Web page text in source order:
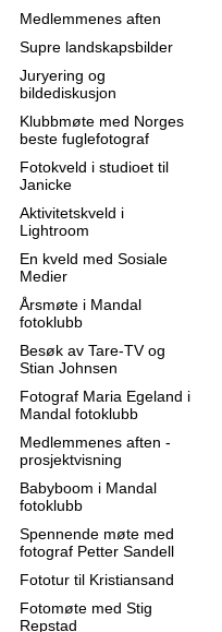
Medlemmenes aften
Supre landskapsbilder
Juryering og
bildediskusjon
Klubbmøte med Norges
beste fuglefotograf
Fotokveld i studioet til
Janicke
Aktivitetskveld i
Lightroom
En kveld med Sosiale
Medier
Årsmøte i Mandal
fotoklubb
Besøk av Tare-TV og
Stian Johnsen
Fotograf Maria Egeland i
Mandal fotoklubb
Medlemmenes aften -
prosjektvisning
Babyboom i Mandal
fotoklubb
Spennende møte med
fotograf Petter Sandell
Fototur til Kristiansand
Fotomøte med Stig
Repstad